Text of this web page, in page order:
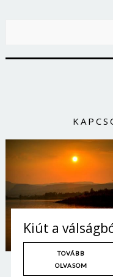
Kiút a
TOVÁBB
OLVASOM